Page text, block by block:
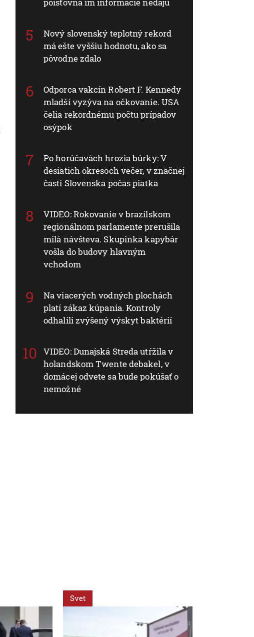
Nový slovenský teplotný rekord
má ešte vyššiu hodnotu, ako sa
pôvodne zdalo
Odporca vakcín Robert F. Kennedy
mladší vyzýva na očkovanie. USA
čelia rekordnému počtu prípadov
osýpok
Po horúčavách hrozia búrky: V
desiatich okresoch večer, v značnej
časti Slovenska počas piatka
VIDEO: Rokovanie v brazílskom
regionálnom parlamente prerušila
milá návšteva. Skupinka kapybár
vošla do budovy hlavným
vchodom
Na viacerých vodných plochách
platí zákaz kúpania. Kontroly
odhalili zvýšený výskyt baktérií
VIDEO: Dunajská Streda utŕžila v
holandskom Twente debakel, v
domácej odvete sa bude pokúšať o
nemožné
Svet